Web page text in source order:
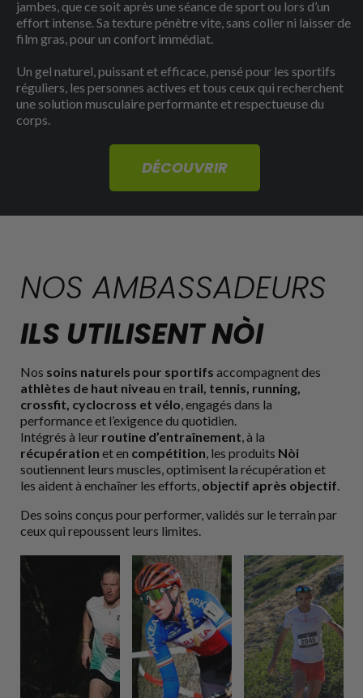
jambes, que ce soit après une séance de sport ou lors d’un
effort intense. Sa texture pénètre vite, sans coller ni laisser de
film gras, pour un confort immédiat.
Un gel naturel, puissant et efficace, pensé pour les sportifs
réguliers, les personnes actives et tous ceux qui recherchent
une solution musculaire performante et respectueuse du
corps.
DÉCOUVRIR
NOS AMBASSADEURS
ILS UTILISENT NÒI
Nos soins naturels pour sportifs accompagnent des
athlètes de haut niveau en trail, tennis, running,
crossfit, cyclocross et vélo, engagés dans la
performance et l’exigence du quotidien.
Intégrés à leur routine d’entraînement, à la
récupération et en compétition, les produits Nòi
soutiennent leurs muscles, optimisent la récupération et
les aident à enchaîner les efforts, objectif après objectif.
Des soins conçus pour performer, validés sur le terrain par
ceux qui repoussent leurs limites.